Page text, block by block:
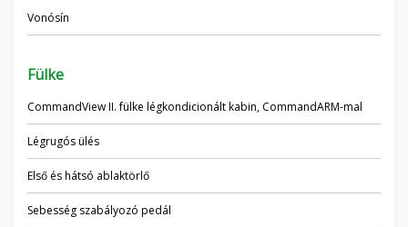
Vonósín
Fülke
CommandView II. fülke légkondicionált kabin, CommandARM-mal
Légrugós ülés
Első és hátsó ablaktörlő
Sebesség szabályozó pedál